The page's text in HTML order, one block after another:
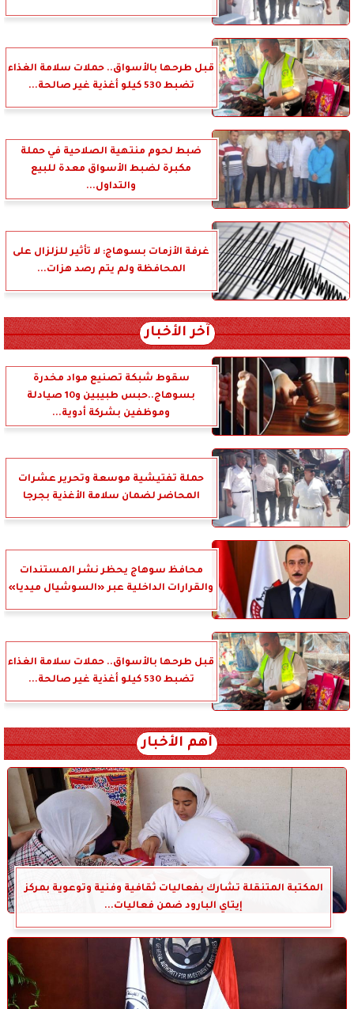
قبل طرحها بالأسواق.. حملات سلامة الغذاء
تضبط 530 كيلو أغذية غير صالحة...
ضبط لحوم منتهية الصلاحية في حملة
مكبرة لضبط الأسواق معدة للبيع
والتداول...
غرفة الأزمات بسوهاج: لا تأثير للزلزال على
المحافظة ولم يتم رصد هزات...
آخر الأخبار
سقوط شبكة تصنيع مواد مخدرة
بسوهاج..حبس طبيبين و10 صيادلة
وموظفين بشركة أدوية...
حملة تفتيشية موسعة وتحرير عشرات
المحاضر لضمان سلامة الأغذية بجرجا
محافظ سوهاج يحظر نشر المستندات
والقرارات الداخلية عبر «السوشيال ميديا»
قبل طرحها بالأسواق.. حملات سلامة الغذاء
تضبط 530 كيلو أغذية غير صالحة...
أهم الأخبار
المكتبة المتنقلة تشارك بفعاليات ثقافية وفنية وتوعوية بمركز
إيتاي البارود ضمن فعاليات...